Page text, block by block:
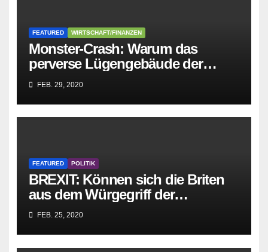
FEATURED WIRTSCHAFT/FINANZEN
Monster-Crash: Warum das
perverse Lügengebäude der
Sozialisten in sich
zusammenbricht!
FEB. 29, 2020
FEATURED POLITIK
BREXIT: Können sich die Briten
aus dem Würgegriff der
parasitären EU-Mafia befreien?
FEB. 25, 2020